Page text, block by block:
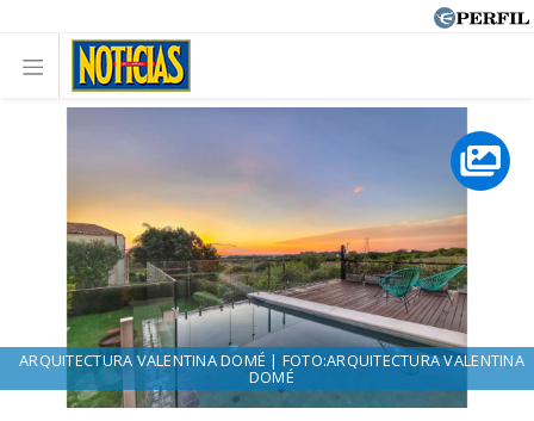
ARQUITECTURA VALENTINA DOMÉ | FOTO:ARQUITECTURA VALENTINA
DOMÉ